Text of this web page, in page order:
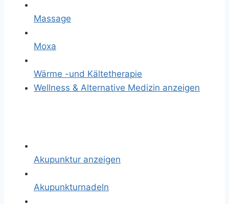
Massage
Moxa
Wärme -und Kältetherapie
Wellness & Alternative Medizin anzeigen
Akupunktur anzeigen
Akupunkturnadeln